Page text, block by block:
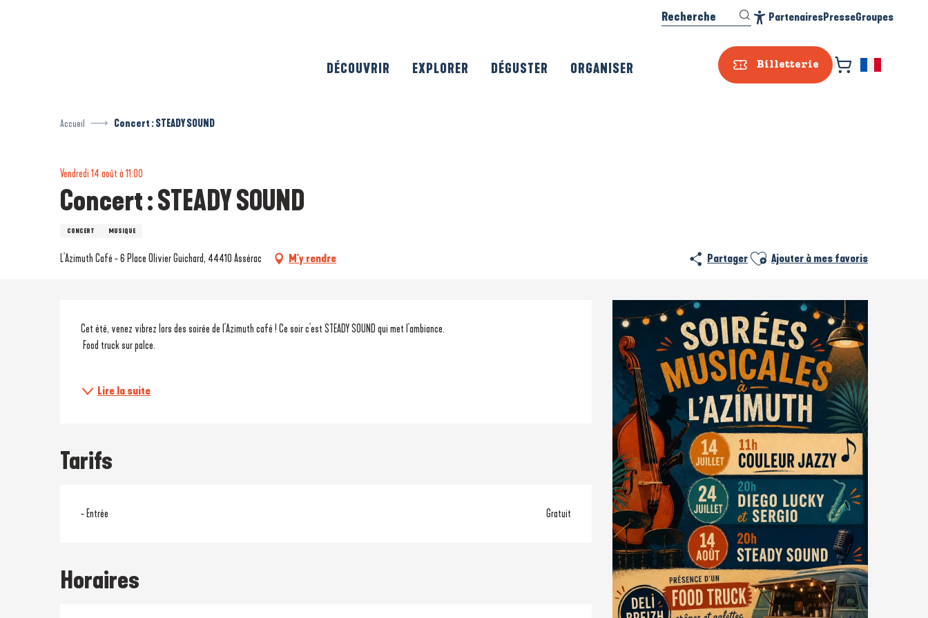
Billetterie
Recherche PartenairesPresseGroupes
DÉCOUVRIR EXPLORER DÉGUSTER ORGANISER
Accueil Concert : STEADY SOUND
Vendredi 14 août à 11:00
Concert : STEADY SOUND
CONCERT MUSIQUE
L'Azimuth Café - 6 Place Olivier Guichard, 44410 Assérac M'y rendre Partager Ajouter aux favoris
Ajouter à mes favoris
Description
Cet été, venez vibrez lors des soirée de l'Azimuth café ! Ce soir c'est STEADY SOUND qui met l'ambiance.
Food truck sur palce.
Lire la suite
Tarifs
- Entrée Gratuit
Horaires